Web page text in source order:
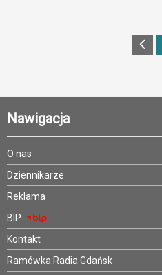
Nawigacja
O nas
Dziennikarze
Reklama
BIP
Kontakt
Ramówka Radia Gdańsk